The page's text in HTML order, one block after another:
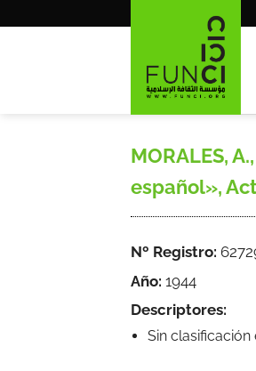
MORALES,
español»,
Nº Registro:
Año: 1944
Descriptores:
Sin clasificación